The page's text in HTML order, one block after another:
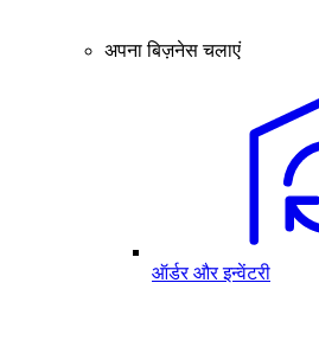
अपना बिज़नेस चलाएं
ऑर्डर और इन्वेंटरी